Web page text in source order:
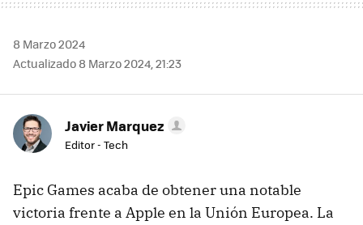
8 Marzo 2024
Actualizado 8 Marzo 2024, 21:23
Javier Marquez
Editor - Tech
Epic Games acaba de obtener una notable
victoria frente a Apple en la Unión Europea. La